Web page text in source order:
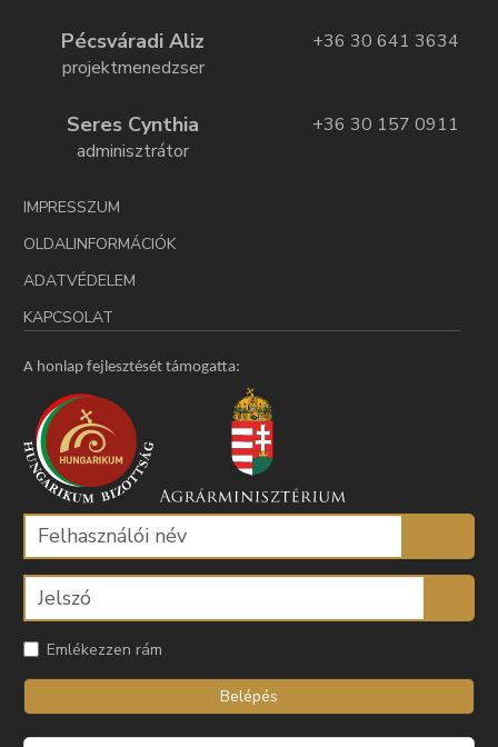
Pécsváradi Aliz
projektmenedzser
+36 30 641 3634
Seres Cynthia
adminisztrátor
+36 30 157 0911
IMPRESSZUM
OLDALINFORMÁCIÓK
ADATVÉDELEM
KAPCSOLAT
A honlap fejlesztését támogatta:
Emlékezzen rám
Belépés